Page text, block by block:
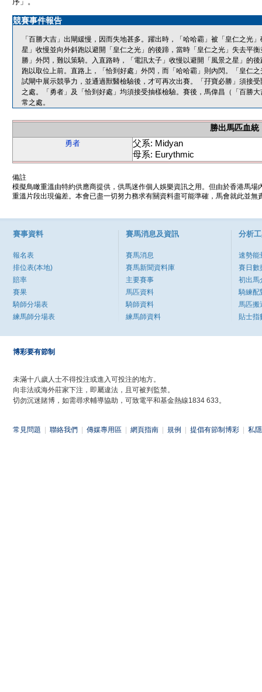
競賽事件報告
「百勝大吉」出閘緩慢，因而失地甚多。躍出時，「哈哈霸」被「皇仁之光
星」收慢並向外斜跑以避開「皇仁之光」的後蹄，當時「皇仁之光」失去平
勝」外閃，難以策騎。入直路時，「電訊太子」收慢以避開「風景之星」的
跑以取位上前。直路上，「恰到好處」外閃，而「哈哈霸」則內閃。「皇仁
試閘中展示競爭力，並通過獸醫檢驗後，才可再次出賽。「孖寶必勝」須接
之處。「勇者」及「恰到好處」均須接受抽樣檢驗。賽後，馬偉昌（「百勝
常之處。
勝出馬匹血統
勇者
父系: Midyan
母系: Eurythmic
備註
模擬鳥瞰重溫由特約供應商提供，供馬迷作個人娛樂資訊之用。但由於香港馬
重溫片段出現偏差。本會已盡一切努力務求有關資料盡可能準確，馬會就此並
賽事資料
報名表
排位表(本地)
賠率
賽果
騎師分場表
練馬師分場表
賽馬消息及資訊
賽馬消息
賽馬新聞資料庫
主要賽事
馬匹資料
騎師資料
練馬師資料
分析
速勢能
賽日數
初出馬
騎練配
馬匹搬
貼士指
博彩要有節制
未滿十八歲人士不得投注或進入可投注的地方。
向非法或海外莊家下注，即屬違法，且可被判監禁。
切勿沉迷賭博，如需尋求輔導協助，可致電平和基金熱線1834 633。
常見問題 聯絡我們 傳媒專用區 網頁指南 規例 提倡有節制博彩 私